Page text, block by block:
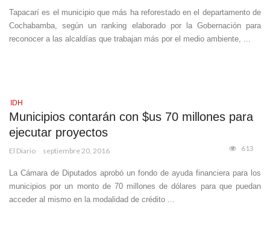
Tapacarí es el municipio que más ha reforestado en el departamento de
Cochabamba, según un ranking elaborado por la Gobernación para
reconocer a las alcaldías que trabajan más por el medio ambiente, ...
IDH
Municipios contarán con $us 70 millones para
ejecutar proyectos
El Diario septiembre 20, 2016 613
La Cámara de Diputados aprobó un fondo de ayuda financiera para los
municipios por un monto de 70 millones de dólares para que puedan
acceder al mismo en la modalidad de crédito ...